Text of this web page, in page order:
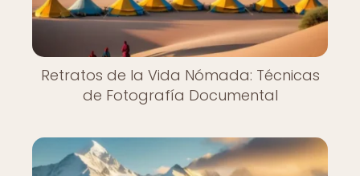
Retratos de la Vida Nómada: Técnicas
de Fotografía Documental